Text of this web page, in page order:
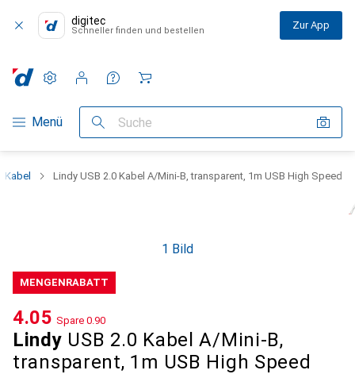
digitec
Schneller finden und bestellen Zur App
Navigation nach Kategorien
Menü Suche
Einstellungen
Kundenkonto
Vergleichslisten
Merklisten
Warenkorb
Kabel Lindy USB 2.0 Kabel A/Mini-B, transparent, 1m USB High Speed
1 Bild
MENGENRABATT
Lindy USB 2.0 Kabel A/Mini-B,
transparent, 1m USB High Speed
CHF
4.05 Spare CHF
0.90